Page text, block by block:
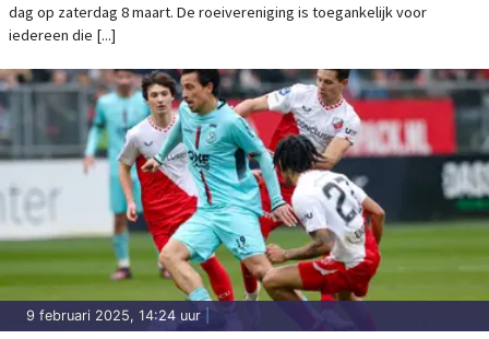
dag op zaterdag 8 maart. De roeivereniging is toegankelijk voor
iedereen die [...]
9 februari 2025, 14:24 uur